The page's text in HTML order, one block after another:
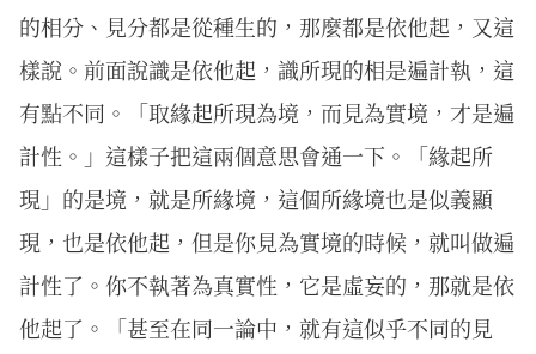
的相分、見分都是從種生的，那麼都是依他起，又這
樣說。前面說識是依他起，識所現的相是遍計執，這
有點不同。「取緣起所現為境，而見為實境，才是遍
計性。」這樣子把這兩個意思會通一下。「緣起所
現」的是境，就是所緣境，這個所緣境也是似義顯
現，也是依他起，但是你見為實境的時候，就叫做遍
計性了。你不執著為真實性，它是虛妄的，那就是依
他起了。「甚至在同一論中，就有這似乎不同的見